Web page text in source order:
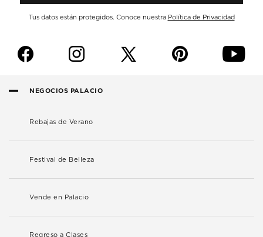
Tus datos están protegidos. Conoce nuestra Política de Privacidad
f i p y
NEGOCIOS PALACIO
Rebajas de Verano
Festival de Belleza
Vende en Palacio
Regreso a Clases